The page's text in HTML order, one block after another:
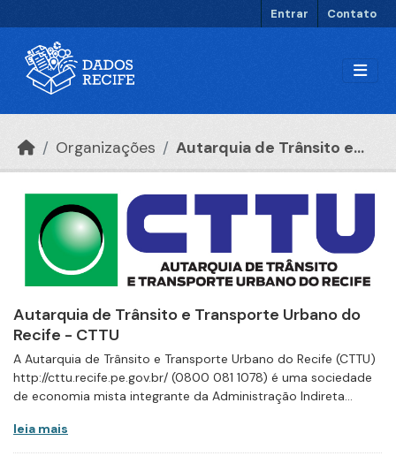
Entrar Contato
Organizações Autarquia de Trânsito e...
Autarquia de Trânsito e Transporte Urbano do
Recife - CTTU
A Autarquia de Trânsito e Transporte Urbano do Recife (CTTU)
http://cttu.recife.pe.gov.br/ (0800 081 1078) é uma sociedade
de economia mista integrante da Administração Indireta...
leia mais